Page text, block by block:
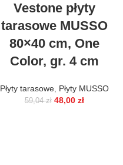
Vestone płyty
tarasowe MUSSO
80×40 cm, One
Color, gr. 4 cm
Płyty tarasowe, Płyty MUSSO
59,04zł 48,00 zł